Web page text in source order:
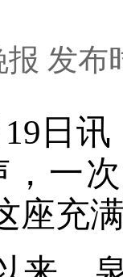
发布
日讯
，一
座充